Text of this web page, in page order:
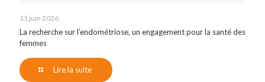
11 juin 2026
La recherche sur l’endométriose, un engagement pour la santé des
femmes
Lire la suite